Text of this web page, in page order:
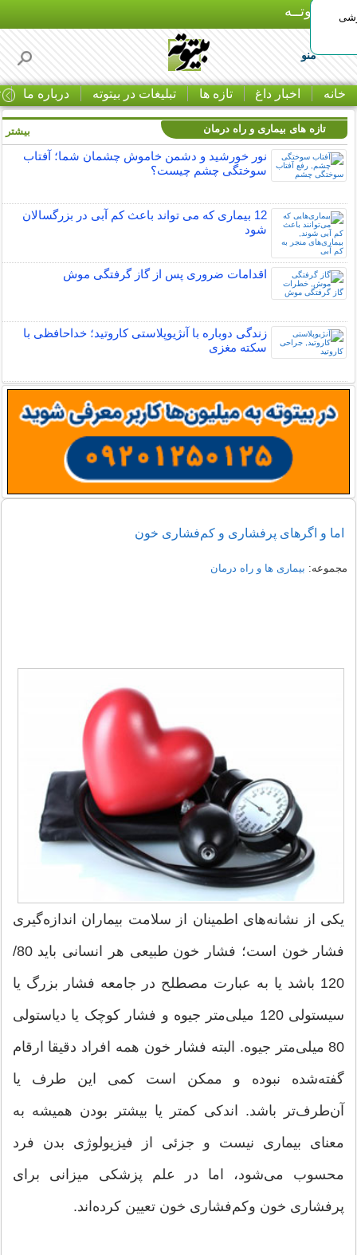
بـیتوتــه
منو
خانه اخبار داغ تازه ها تبلیغات در بیتوته درباره ما
تازه های بیماری و راه درمان
نور خورشید و دشمن خاموش چشمان شما؛ آفتاب
سوختگی چشم چیست؟
12 بیماری که می تواند باعث کم آبی در بزرگسالان
شود
اقدامات ضروری پس از گاز گرفتگی موش
زندگی دوباره با آنژیوپلاستی کاروتید؛ خداحافظی با
سکته مغزی
بیشتر
اما و اگرهای پرفشاری و کم‌فشاری خون
مجموعه: بیماری ها و راه درمان
یکی از نشانه‌های اطمینان از سلامت بیماران اندازه‌گیری
فشار خون است؛ فشار خون طبیعی هر انسانی باید 80/
120 باشد یا به عبارت مصطلح در جامعه فشار بزرگ یا
سیستولی 120 میلی‌متر جیوه و فشار کوچک یا دیاستولی
80 میلی‌متر جیوه. البته فشار خون همه افراد دقیقا ارقام
گفته‌شده نبوده و ممکن است کمی این ‌طرف یا
آن‌طرف‌تر باشد. اندکی کمتر یا بیشتر بودن همیشه به
معنای بیماری نیست و جزئی از فیزیولوژی بدن فرد
محسوب می‌شود، اما در علم پزشکی میزانی برای
پرفشاری خون وکم‌فشاری خون تعیین کرده‌اند.